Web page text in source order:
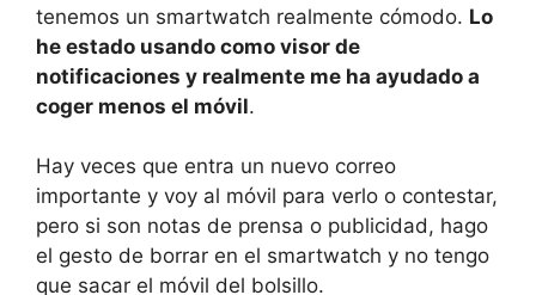
tenemos un smartwatch realmente cómodo. Lo
he estado usando como visor de
notificaciones y realmente me ha ayudado a
coger menos el móvil.
Hay veces que entra un nuevo correo
importante y voy al móvil para verlo o contestar,
pero si son notas de prensa o publicidad, hago
el gesto de borrar en el smartwatch y no tengo
que sacar el móvil del bolsillo.